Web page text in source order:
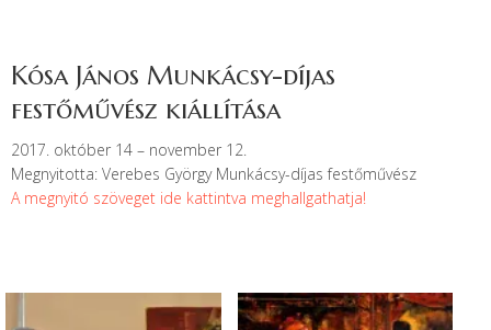
Kósa János Munkácsy-díjas
festőművész kiállítása
2017. október 14 – november 12.
Megnyitotta: Verebes György Munkácsy-díjas festőművész
A megnyitó szöveget ide kattintva meghallgathatja!